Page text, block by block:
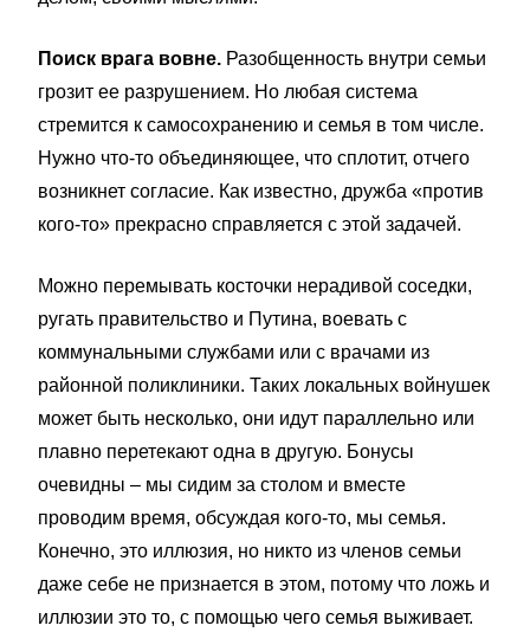
Поиск врага вовне. Разобщенность внутри семьи
грозит ее разрушением. Но любая система
стремится к самосохранению и семья в том числе.
Нужно что-то объединяющее, что сплотит, отчего
возникнет согласие. Как известно, дружба «против
кого-то» прекрасно справляется с этой задачей.
Можно перемывать косточки нерадивой соседки,
ругать правительство и Путина, воевать с
коммунальными службами или с врачами из
районной поликлиники. Таких локальных войнушек
может быть несколько, они идут параллельно или
плавно перетекают одна в другую. Бонусы
очевидны – мы сидим за столом и вместе
проводим время, обсуждая кого-то, мы семья.
Конечно, это иллюзия, но никто из членов семьи
даже себе не признается в этом, потому что ложь и
иллюзии это то, с помощью чего семья выживает.